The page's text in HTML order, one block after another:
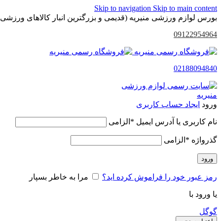
Skip to navigation Skip to main content
بورس لوازم ورزشی منیریه (قدیمی و بزرگترین انبار کالاهای ورزشی
09122954964
02188094840
ورود ایجاد حساب کاربری
نام کاربری یا آدرس ایمیل * الزامی
گذرواژه * الزامی
ورود
رمز عبور خود را فراموش کرده اید؟ مرا به خاطر بسپار
یا ورود با
گوگل